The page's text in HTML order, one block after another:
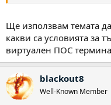
Ще използвам темата
какви са условията за
виртуален ПОС
blackout8
Well-Known Member